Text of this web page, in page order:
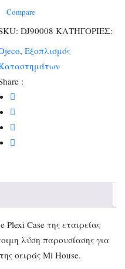
έτοιμο
Alba
ποσότητα
Compare
DJ90008 ΚΑΤΗΓΟΡΙΕΣ:
,Εξοπλισμός
:
Case της εταιρείας
λύση παρουσίασης για
σειράς Mi House.